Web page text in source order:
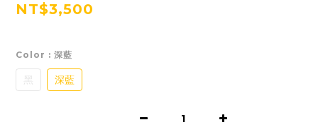
NT$3,500
Color : 深藍
深藍